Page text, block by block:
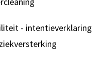
- intentieverklaring